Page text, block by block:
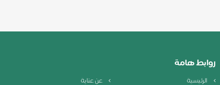
روابط هامة
الرئيسية
عن عناية